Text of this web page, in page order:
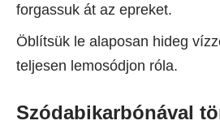
forgassuk át az epreket.
Öblítsük le alaposan hideg
teljesen lemosódjon róla.
Szódabikarbónával